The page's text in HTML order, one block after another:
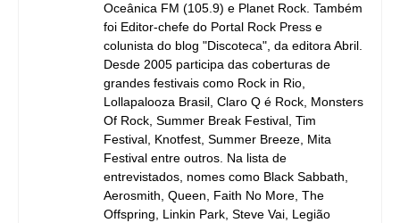
Oceânica FM (105.9) e Planet Rock. Também
foi Editor-chefe do Portal Rock Press e
colunista do blog "Discoteca", da editora Abril.
Desde 2005 participa das coberturas de
grandes festivais como Rock in Rio,
Lollapalooza Brasil, Claro Q é Rock, Monsters
Of Rock, Summer Break Festival, Tim
Festival, Knotfest, Summer Breeze, Mita
Festival entre outros. Na lista de
entrevistados, nomes como Black Sabbath,
Aerosmith, Queen, Faith No More, The
Offspring, Linkin Park, Steve Vai, Legião